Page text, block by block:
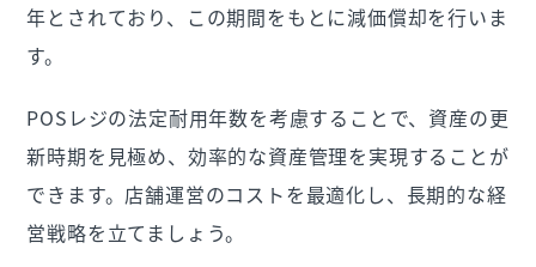
年とされており、この期間をもとに減価償却を行いま
す。
POSレジの法定耐用年数を考慮することで、資産の更
新時期を見極め、効率的な資産管理を実現することが
できます。店舗運営のコストを最適化し、長期的な経
営戦略を立てましょう。